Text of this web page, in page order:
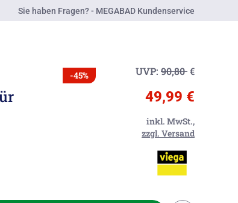
Sie haben Fragen? - MEGABAD Kundenservice
-45% UVP: 90,80€
49,99 €
inkl. MwSt.,
zzgl. Versand